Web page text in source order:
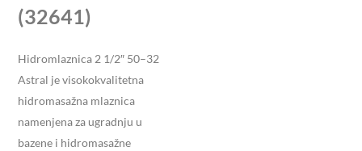
(32641)
Hidromlaznica 2 1/2″ 50–32
Astral je visokokvalitetna
hidromasažna mlaznica
namenjena za ugradnju u
bazene i hidromasažne